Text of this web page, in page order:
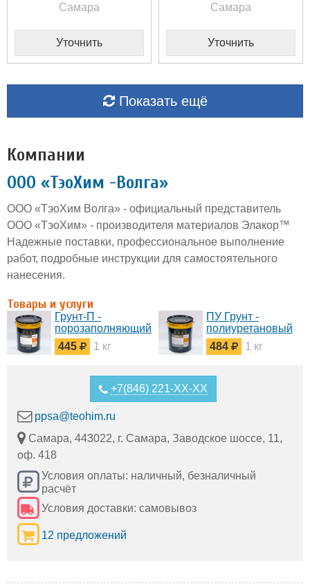
Самара
Уточнить
Самара
Уточнить
Показать ещё
Компании
ООО «ТэоХим -Волга»
ООО «ТэоХим Волга» - официальный представитель
ООО «ТэоХим» - производителя материалов Элакор™
Надежные поставки, профессиональное выполнение
работ, подробные инструкции для самостоятельного
нанесения.
Товары и услуги
Грунт-П -
порозаполняющий
грунт
полиуретановый
порозаполняющий
однокомпонентный
полиуретановый
грунт. Для
грунтования
бетонных,
пескобетонных и т.
также для
шпатлевания
поверхности в
смеси с песком.
Эффективно
закрыв
445 1 кг
ПУ Грунт -
полиуретановый
грунт для бетона
пропиточныйГрунт
ПУ -
однокомпонентный
полиуретановый
текучестью и
эффективно
бетона (2-4мм для
бетона М300).
484 1 кг
+7(846) 221-XX-XX
ppsa@teohim.ru
Самара, 443022, г. Самара, Заводское шоссе, 11,
оф. 418
Условия оплаты: наличный, безналичный
расчёт
Условия доставки: самовывоз
12 предложений